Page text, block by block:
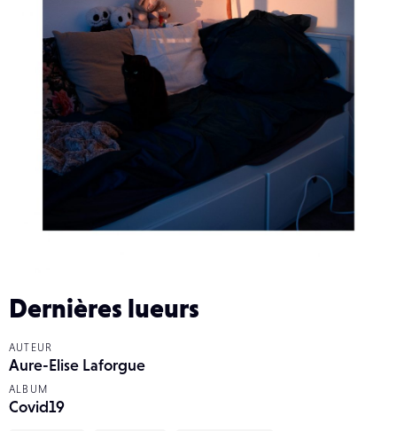
Dernières lueurs
AUTEUR
Aure-Elise Laforgue
ALBUM
Covid19